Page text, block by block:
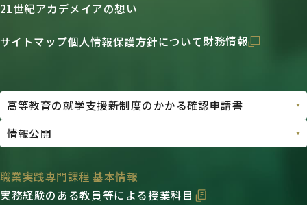
21世紀アカデメイアの想い
サイトマップ個人情報保護方針について財務情報
職業実践専門課程 基本情報
実務経験のある教員等による授業科目